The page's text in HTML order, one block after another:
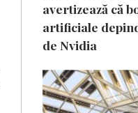
avertizează că
artificiale
de Nvidia